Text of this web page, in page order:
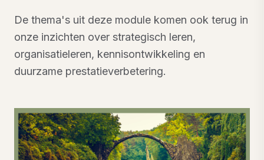
De thema's uit deze module komen ook terug in
onze inzichten over strategisch leren,
organisatieleren, kennisontwikkeling en
duurzame prestatieverbetering.